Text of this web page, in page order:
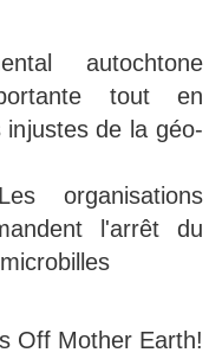
autochtone
tout en
injustes de la géo-
organisations
l'arrêt du
Off Mother Earth!